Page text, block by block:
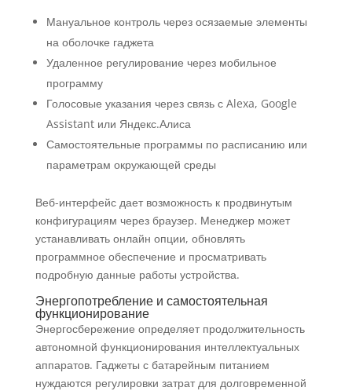
Мануальное контроль через осязаемые элементы
на оболочке гаджета
Удаленное регулирование через мобильное
программу
Голосовые указания через связь с Alexa, Google
Assistant или Яндекс.Алиса
Самостоятельные программы по расписанию или
параметрам окружающей среды
Веб-интерфейс дает возможность к продвинутым
конфигурациям через браузер. Менеджер может
устанавливать онлайн опции, обновлять
программное обеспечение и просматривать
подробную данные работы устройства.
Энергопотребление и самостоятельная
функционирование
Энергосбережение определяет продолжительность
автономной функционирования интеллектуальных
аппаратов. Гаджеты с батарейным питанием
нуждаются регулировки затрат для долговременной